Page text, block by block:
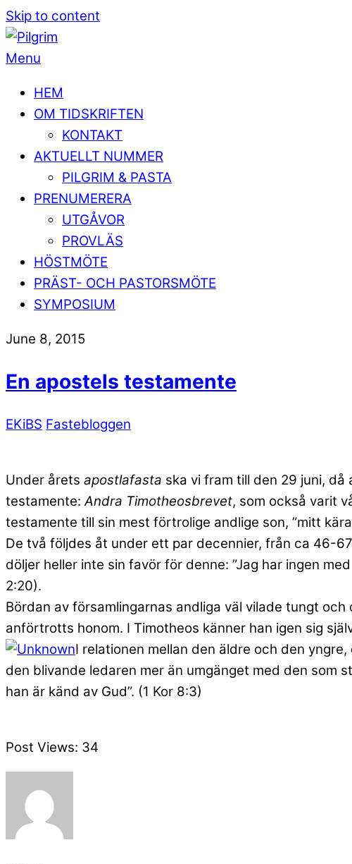
Skip to content
Menu
HEM
OM TIDSKRIFTEN
KONTAKT
AKTUELLT NUMMER
PILGRIM & PASTA
PRENUMERERA
UTGÅVOR
PROVLÄS
HÖSTMÖTE
PRÄST- OCH PASTORSMÖTE
SYMPOSIUM
June 8, 2015
En apostels testamente
EKiBS Fastebloggen
Under årets apostlafasta ska vi fram till den 29 juni,
testamente:Andra Timotheosbrevet, som också varit
testamente till sin mest förtrolige andlige son, ”mitt
De två följdes åt under ett par decennier, från ca 46-
döljer heller inte sin favör för denne: ”Jag har ingen
2:20).
Bördan av församlingarnas andliga väl vilade tungt
anförtrotts honom. I Timotheos känner han igen sig
I relationen mellan den äldre och den
den blivande ledaren mer än umgänget med den som
han är känd av Gud”. (1 Kor 8:3)
Post Views: 34